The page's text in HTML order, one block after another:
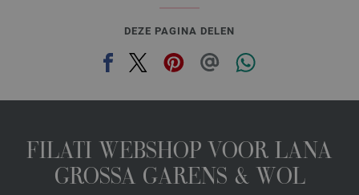
DEZE PAGINA DELEN
FILATI WEBSHOP VOOR LANA
GROSSA GARENS & WOL